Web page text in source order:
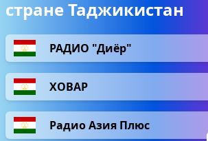
стране Таджикистан
РАДИО "Диёр"
ХОВАР
Радио Азия Плюс